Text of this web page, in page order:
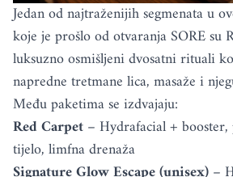
Jedan od najtraženijih segmenata u
koje je prošlo od otvaranja SORE su
luksuzno osmišljeni dvosatni rituali
napredne tretmane lica, masaže i
Među paketima se izdvajaju:
Red Carpet– Hydrafacial +
tijelo, limfna drenaža